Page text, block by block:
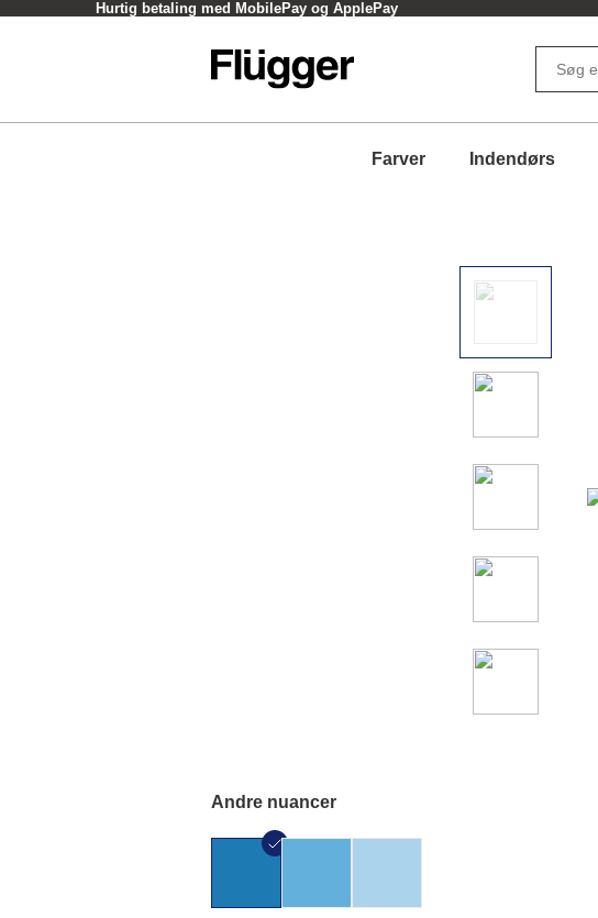
Hurtig betaling med MobilePay og ApplePay
Farver Indendørs
Andre nuancer